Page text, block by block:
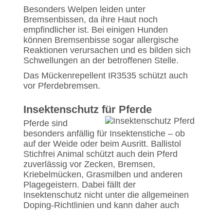
Besonders Welpen leiden unter
Bremsenbissen, da ihre Haut noch
empfindlicher ist. Bei einigen Hunden
können Bremsenbisse sogar allergische
Reaktionen verursachen und es bilden sich
Schwellungen an der betroffenen Stelle.
Das Mückenrepellent IR3535 schützt auch
vor Pferdebremsen.
Insektenschutz für Pferde
Pferde sind
besonders anfällig für Insektenstiche – ob
auf der Weide oder beim Ausritt. Ballistol
Stichfrei Animal schützt auch dein Pferd
zuverlässig vor Zecken, Bremsen,
Kriebelmücken, Grasmilben und anderen
Plagegeistern. Dabei fällt der
Insektenschutz nicht unter die allgemeinen
Doping-Richtlinien und kann daher auch